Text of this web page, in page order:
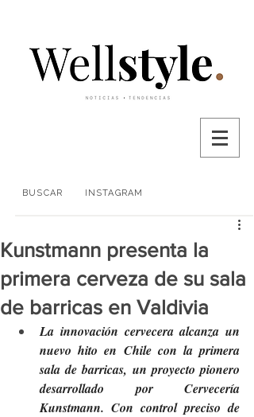
BUSCAR INSTAGRAM
Kunstmann presenta la
primera cerveza de su sala
de barricas en Valdivia
La innovación cervecera alcanza un
nuevo hito en Chile con la primera
sala de barricas, un proyecto pionero
desarrollado por Cervecería
Kunstmann. Con control preciso de